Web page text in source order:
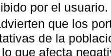
por el
que los
de la
que afecta